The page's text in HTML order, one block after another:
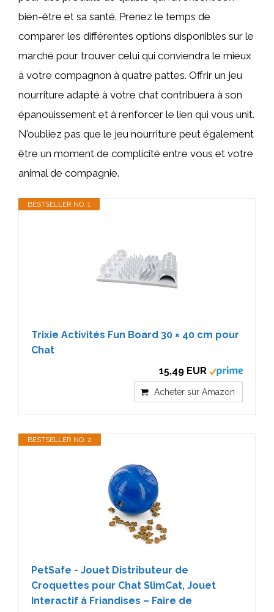
bien-être et sa santé. Prenez le temps de
comparer les différentes options disponibles sur le
marché pour trouver celui qui conviendra le mieux
à votre compagnon à quatre pattes. Offrir un jeu
nourriture adapté à votre chat contribuera à son
épanouissement et à renforcer le lien qui vous unit.
N’oubliez pas que le jeu nourriture peut également
être un moment de complicité entre vous et votre
animal de compagnie.
BESTSELLER NO. 1
Trixie Activités Fun Board 30 × 40 cm pour
Chat
15,49 EUR
Acheter sur Amazon
BESTSELLER NO. 2
PetSafe - Jouet Distributeur de
Croquettes pour Chat SlimCat, Jouet
Interactif à Friandises – Faire de